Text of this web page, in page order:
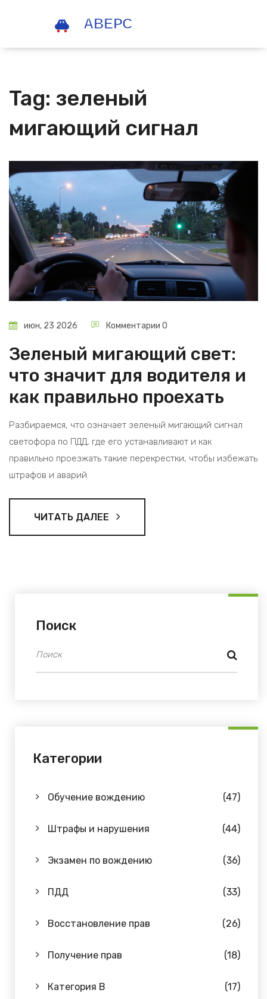
Tag: зеленый
мигающий сигнал
июн, 23 2026 Комментарии 0
Зеленый мигающий свет:
что значит для водителя и
как правильно проехать
Разбираемся, что означает зеленый мигающий сигнал
светофора по ПДД, где его устанавливают и как
правильно проезжать такие перекрестки, чтобы избежать
штрафов и аварий.
ЧИТАТЬ ДАЛЕЕ
Поиск
Категории
Обучение вождению (47)
Штрафы и нарушения (44)
Экзамен по вождению (36)
ПДД (33)
Восстановление прав (26)
Получение прав (18)
Категория B (17)